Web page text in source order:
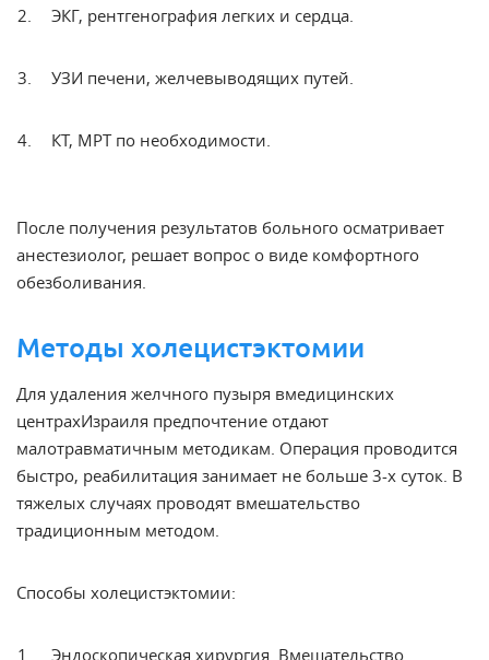
ЭКГ, рентгенография легких и сердца.
УЗИ печени, желчевыводящих путей.
КТ, МРТ по необходимости.
После получения результатов больного осматривает
анестезиолог, решает вопрос о виде комфортного
обезболивания.
Методы холецистэктомии
Для удаления желчного пузыря вмедицинских
центрахИзраиля предпочтение отдают
малотравматичным методикам. Операция проводится
быстро, реабилитация занимает не больше 3-х суток. В
тяжелых случаях проводят вмешательство
традиционным методом.
Способы холецистэктомии:
Эндоскопическая хирургия . Вмешательство